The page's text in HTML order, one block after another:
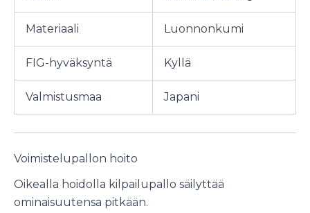
Materiaali Luonnonkumi
FIG-hyväksyntä Kyllä
Valmistusmaa Japani
Voimistelupallon hoito
Oikealla hoidolla kilpailupallo säilyttää
ominaisuutensa pitkään.